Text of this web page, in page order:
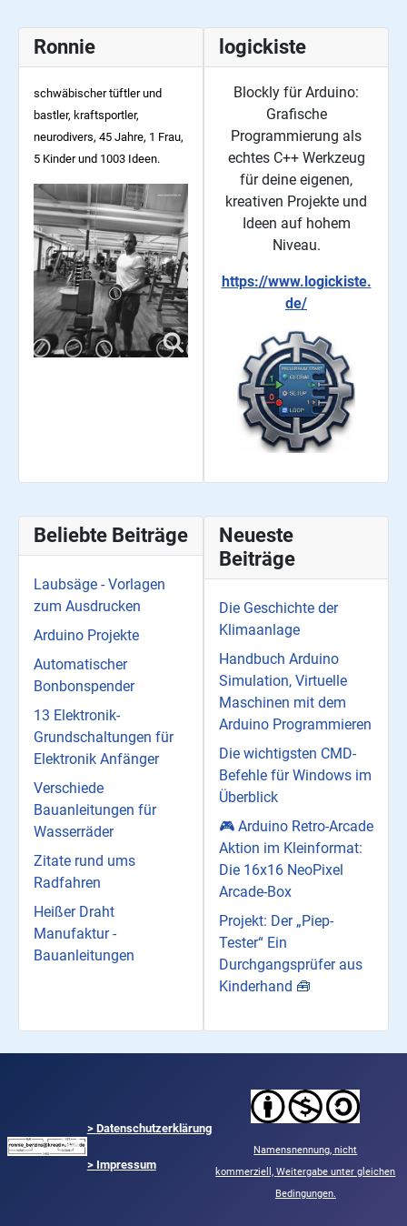
Ronnie
schwäbischer tüftler und
bastler, kraftsportler,
neurodivers, 45 Jahre, 1 Frau,
5 Kinder und 1003 Ideen.
logickiste
Blockly für Arduino:
Grafische
Programmierung als
echtes C++ Werkzeug
für deine eigenen,
kreativen Projekte und
Ideen auf hohem
Niveau.
https://www.logickiste.
de/
Beliebte Beiträge
Laubsäge - Vorlagen
zum Ausdrucken
Arduino Projekte
Automatischer
Bonbonspender
13 Elektronik-
Grundschaltungen für
Elektronik Anfänger
Verschiede
Bauanleitungen für
Wasserräder
Zitate rund ums
Radfahren
Heißer Draht
Manufaktur -
Bauanleitungen
Neueste
Beiträge
Die Geschichte der
Klimaanlage
Handbuch Arduino
Simulation, Virtuelle
Maschinen mit dem
Arduino Programmieren
Die wichtigsten CMD-
Befehle für Windows im
Überblick
🎮 Arduino Retro-Arcade
Aktion im Kleinformat:
Die 16x16 NeoPixel
Arcade-Box
Projekt: Der „Piep-
Tester“ Ein
Durchgangsprüfer aus
Kinderhand 🧰
> Datenschutzerklärung
> Impressum
Namensnennung,nicht
kommerziell,Weitergabe unter gleichen
Bedingungen.